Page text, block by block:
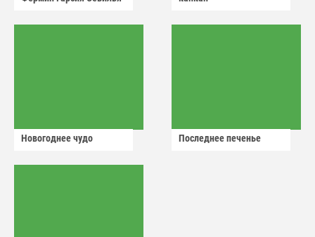
Новогоднее чудо Последнее печенье